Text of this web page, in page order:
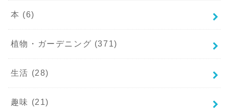
本 (6)
植物・ガーデニング (371)
生活 (28)
趣味 (21)